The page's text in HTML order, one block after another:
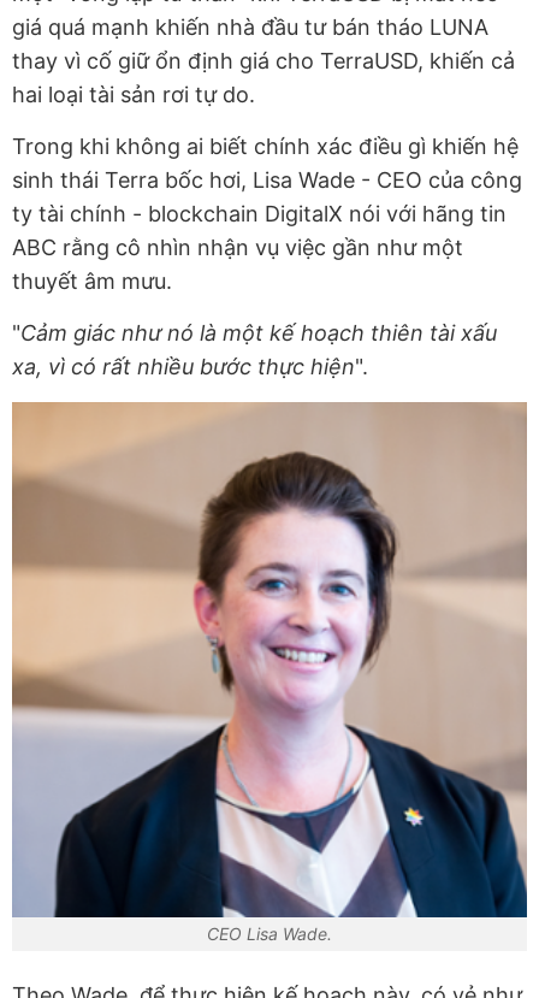
giá quá mạnh khiến nhà đầu tư bán tháo LUNA
thay vì cố giữ ổn định giá cho TerraUSD, khiến cả
hai loại tài sản rơi tự do.
Trong khi không ai biết chính xác điều gì khiến hệ
sinh thái Terra bốc hơi, Lisa Wade - CEO của công
ty tài chính - blockchain DigitalX nói với hãng tin
ABC rằng cô nhìn nhận vụ việc gần như một
thuyết âm mưu.
"Cảm giác như nó là một kế hoạch thiên tài xấu
xa, vì có rất nhiều bước thực hiện".
CEO Lisa Wade.